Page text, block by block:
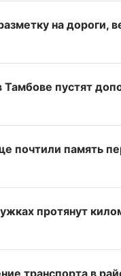
на
пустят
почтили память
протянут